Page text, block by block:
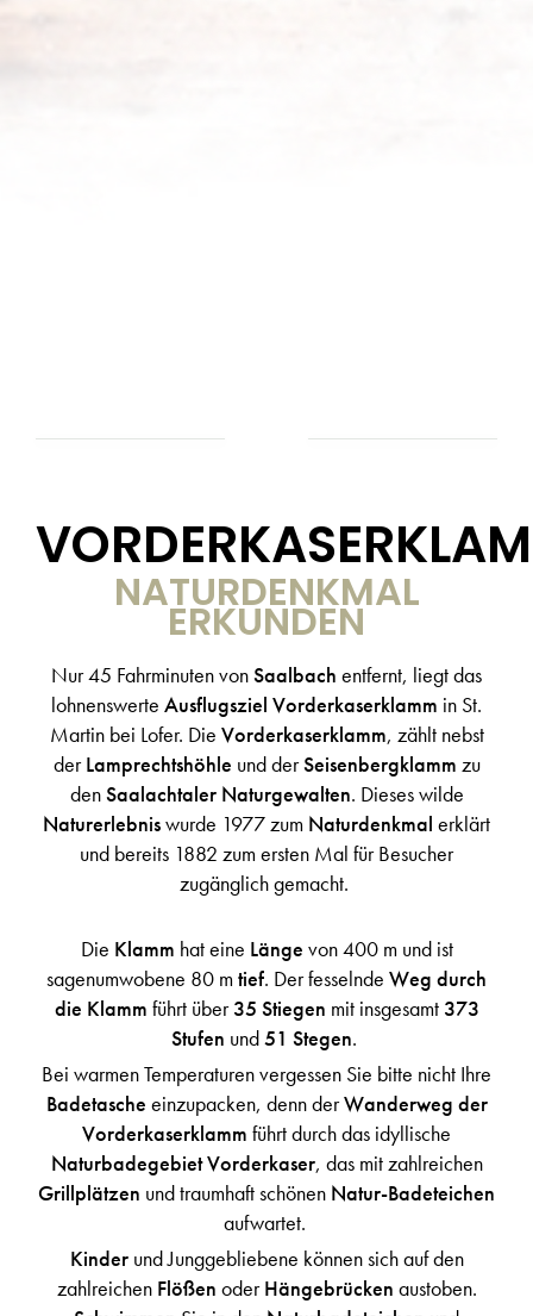
NATURDENKMAL
ERKUNDEN
Nur 45 Fahrminuten vonSaalbach entfernt, liegt das
lohnenswerte Ausflugsziel Vorderkaserklamm in St.
Martin bei Lofer. Die Vorderkaserklamm, zählt nebst
derLamprechtshöhle und derSeisenbergklamm zu
denSaalachtaler Naturgewalten. Dieses wilde
Naturerlebniswurde 1977 zum Naturdenkmal erklärt
und bereits 1882 zum ersten Mal für Besucher
zugänglich gemacht.
Die Klamm hat eine Länge von 400 m und ist
sagenumwobene 80 mtief. Der fesselnde Weg durch
die Klamm führt über35 Stiegen mit insgesamt 373
Stufen und51 Stegen.
Bei warmen Temperaturen vergessen Sie bitte nicht Ihre
Badetasche einzupacken, denn derWanderweg der
Vorderkaserklamm führt durch das idyllische
Naturbadegebiet Vorderkaser, das mit zahlreichen
Grillplätzen und traumhaft schönen Natur-Badeteichen
aufwartet.
Kinderund Junggebliebene können sich auf den
zahlreichen Flößen oderHängebrücken austoben.